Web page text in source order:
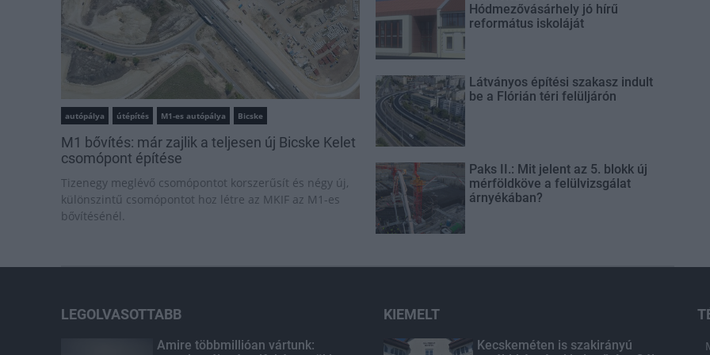
autópálya útépítés M1-es autópálya Bicske
M1 bővítés: már zajlik a teljesen új Bicske Kelet
csomópont építése
Tizenegy meglévő csomópontot korszerűsít és négy új,
különszintű csomópontot hoz létre az MKIF az M1-es
bővítésénél.
Hódmezővásárhely jó hírű
református iskoláját
Látványos építési szakasz indult
be a Flórián téri felüljárón
Paks II.: Mit jelent az 5. blokk új
mérföldköve a felülvizsgálat
árnyékában?
LEGOLVASOTTABB
Amire többmillióan vártunk:
KIEMELT
Kecskeméten is szakirányú